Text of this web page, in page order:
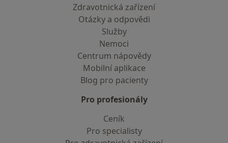
Zdravotnická zařízení
Otázky a odpovědi
Služby
Nemoci
Centrum nápovědy
Mobilní aplikace
Blog pro pacienty
Pro profesionály
Ceník
Pro specialisty